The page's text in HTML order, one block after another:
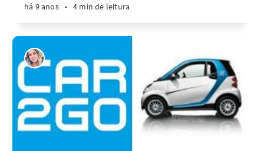
há 9 anos • 4 min de leitura